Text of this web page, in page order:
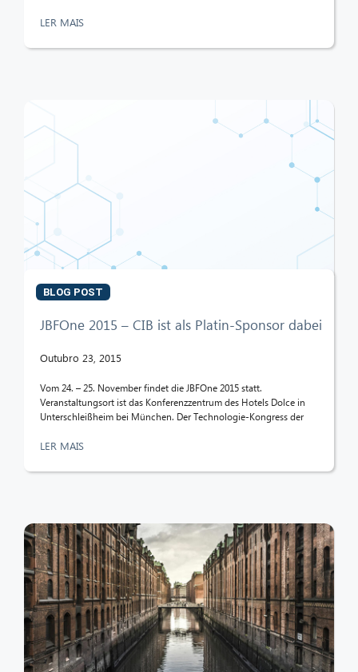
LER MAIS
BLOG POST
JBFOne 2015 – CIB ist als Platin-Sponsor dabei
Outubro 23, 2015
Vom 24. – 25. November findet die JBFOne 2015 statt.
Veranstaltungsort ist das Konferenzzentrum des Hotels Dolce in
Unterschleißheim bei München. Der Technologie-Kongress der
LER MAIS